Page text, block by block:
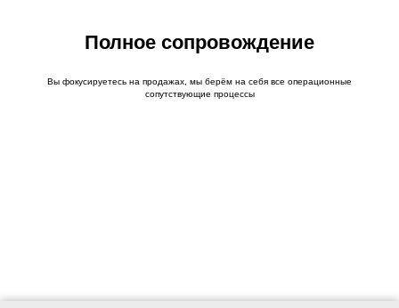
Полное сопровождение
Вы фокусируетесь на продажах, мы берём на себя все операционные
сопутствующие процессы